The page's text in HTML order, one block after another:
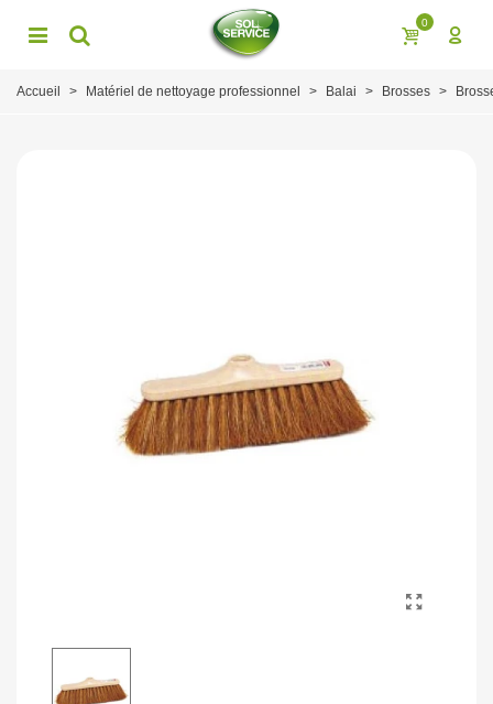
0
Accueil > Matériel de nettoyage professionnel > Balai > Brosses >